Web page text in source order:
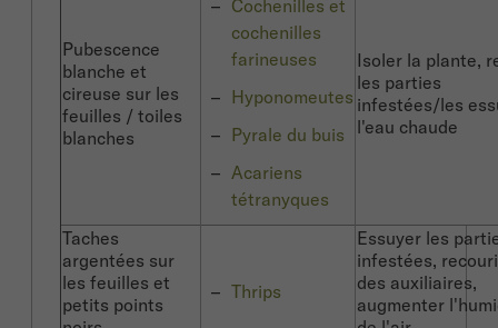
Pubescence
blanche et
cireuse sur les
feuilles / toiles
blanches
Cochenilles et
cochenilles
farineuses
Hyponomeutes
Pyrale du buis
Acariens
tétranyques
Isoler la plante,
les parties
infestées/les
l'eau chaude
Taches
argentées sur
les feuilles et
petits points
Thrips
Essuyer les
infestées,
des auxiliaires,
augmenter